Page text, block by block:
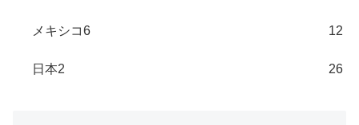
メキシコ6 12
日本2 26